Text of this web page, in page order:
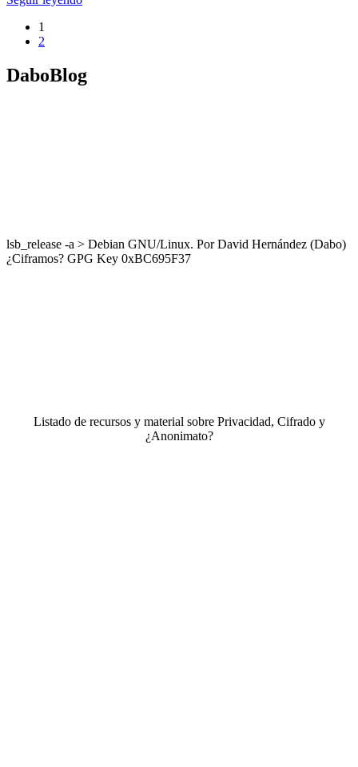
1
2
DaboBlog
lsb_release -a > Debian GNU/Linux. Por David Hernández (Dabo)
¿Ciframos? GPG Key 0xBC695F37
Listado de recursos y material sobre Privacidad, Cifrado y
¿Anonimato?